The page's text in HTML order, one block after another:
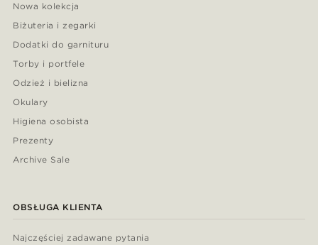
Nowa kolekcja
Biżuteria i zegarki
Dodatki do garnituru
Torby i portfele
Odzież i bielizna
Okulary
Higiena osobista
Prezenty
Archive Sale
OBSŁUGA KLIENTA
Najczęściej zadawane pytania